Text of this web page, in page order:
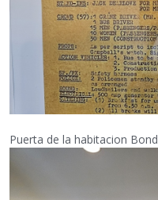
Puerta de la habitacion Bond